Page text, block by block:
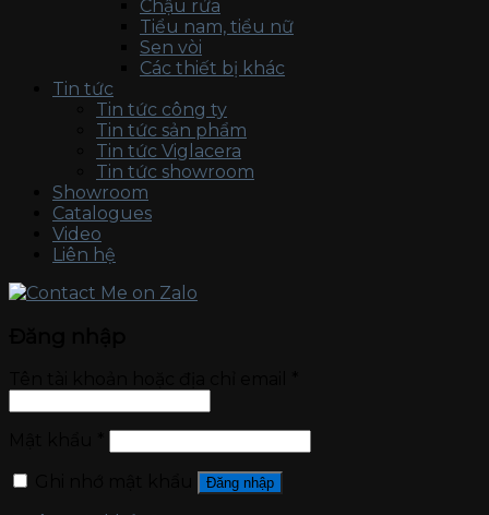
Chậu rửa
Tiểu nam, tiểu nữ
Sen vòi
Các thiết bị khác
Tin tức
Tin tức công ty
Tin tức sản phẩm
Tin tức Viglacera
Tin tức showroom
Showroom
Catalogues
Video
Liên hệ
Đăng nhập